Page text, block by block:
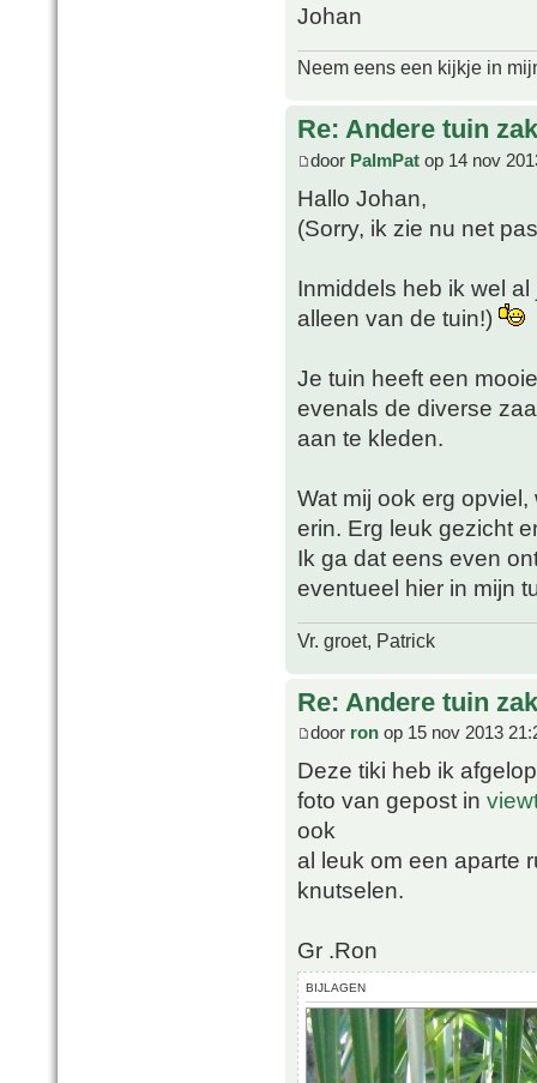
Johan
Neem eens een kijkje in
Re: Andere tuin
door PalmPat op 14 nov
Hallo Johan,
(Sorry, ik zie nu net
Inmiddels heb ik wel
alleen van de tuin!)
Je tuin heeft een
evenals de diverse
aan te kleden.
Wat mij ook erg
erin. Erg leuk gezicht
Ik ga dat eens even
eventueel hier in mijn
Vr. groet, Patrick
Re: Andere tuin
door ron op 15 nov 2013
Deze tiki heb ik
foto van gepost in
ook
al leuk om een aparte
knutselen.
Gr .Ron
BIJLAGEN